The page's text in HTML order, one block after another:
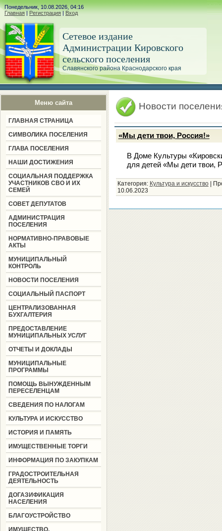
Понедельник, 10.08.2026, 04:16
Главная | Регистрация | Вход
Сетевое издание
Администрации Кировского
сельского поселения
Славянского района Краснодарского края
Меню сайта
ГЛАВНАЯ СТРАНИЦА
СИМВОЛИКА ПОСЕЛЕНИЯ
ГЛАВА ПОСЕЛЕНИЯ
НАШИ ДОСТИЖЕНИЯ
СОЦИАЛЬНАЯ ПОДДЕРЖКА
УЧАСТНИКОВ СВО И ИХ
СЕМЕЙ
СОВЕТ ДЕПУТАТОВ
АДМИНИСТРАЦИЯ
ПОСЕЛЕНИЯ
НОРМАТИВНО-ПРАВОВЫЕ
АКТЫ
МУНИЦИПАЛЬНЫЙ
КОНТРОЛЬ
НОВОСТИ ПОСЕЛЕНИЯ
СОЦИАЛЬНЫЙ ПАСПОРТ
ЦЕНТРАЛИЗОВАННАЯ
БУХГАЛТЕРИЯ
ПРЕДОСТАВЛЕНИЕ
МУНИЦИПАЛЬНЫХ УСЛУГ
ОТЧЕТЫ И ДОКЛАДЫ
МУНИЦИПАЛЬНЫЕ
ПРОГРАММЫ
ПОМОЩЬ ВЫНУЖДЕННЫМ
ПЕРЕСЕЛЕНЦАМ
СВЕДЕНИЯ ПО НАЛОГАМ
КУЛЬТУРА И ИСКУССТВО
ИСТОРИЯ И ПАМЯТЬ
ИМУЩЕСТВЕННЫЕ ТОРГИ
ИНФОРМАЦИЯ ПО ЗАКУПКАМ
ГРАДОСТРОИТЕЛЬНАЯ
ДЕЯТЕЛЬНОСТЬ
ДОГАЗИФИКАЦИЯ
НАСЕЛЕНИЯ
БЛАГОУСТРОЙСТВО
ИМУЩЕСТВО,
Новости
«Мы дети твои, Россия!»
В Доме Культуры
для детей «Мы дети твои,
Категория: Культура и искусство
10.06.2023